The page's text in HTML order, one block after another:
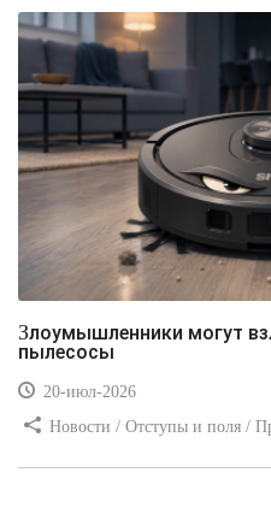
Злоумышленники могут взламывать роботы-
пылесосы
20-июл-2026
Новости / Отступы и поля /